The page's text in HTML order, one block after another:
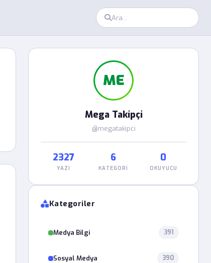
ME
Mega Takipçi
@megatakipci
2327
YAZI
6
KATEGORI
0
OKUYUCU
Kategoriler
Medya Bilgi 391
Sosyal Medya 390